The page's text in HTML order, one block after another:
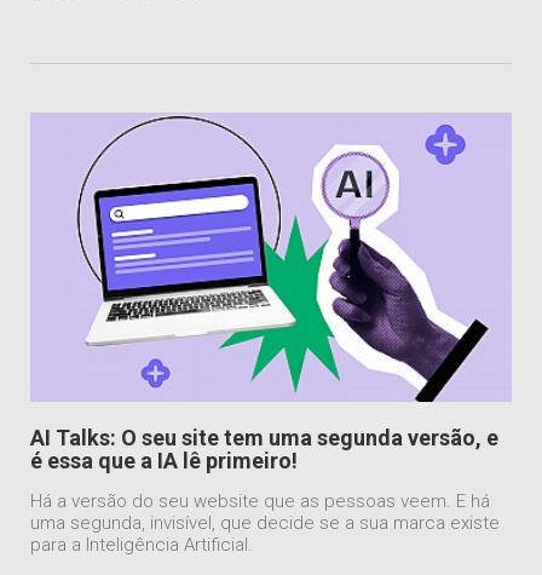
AI Talks: O seu site tem uma segunda versão, e
é essa que a IA lê primeiro!
Há a versão do seu website que as pessoas veem. E há
uma segunda, invisível, que decide se a sua marca existe
para a Inteligência Artificial.